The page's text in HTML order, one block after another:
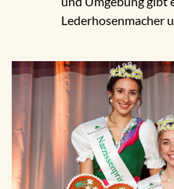
Lederhosenmacher